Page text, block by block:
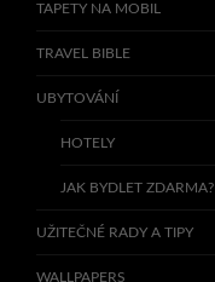
TAPETY NA MOBIL
TRAVEL BIBLE
UBYTOVÁNÍ
HOTELY
JAK BYDLET ZDARMA?
UŽITEČNÉ RADY A TIPY
WALLPAPERS